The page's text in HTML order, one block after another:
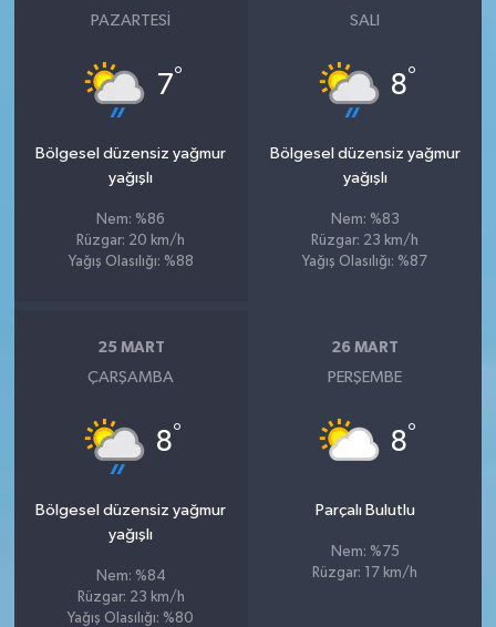
PAZARTESI
7°
Bölgesel düzensiz yağmur
yağışlı
Nem: %86
Rüzgar: 20 km/h
Yağış Olasılığı: %88
SALI
8°
Bölgesel düzensiz yağmur
yağışlı
Nem: %83
Rüzgar: 23 km/h
Yağış Olasılığı: %87
25 MART
ÇARŞAMBA
8°
Bölgesel düzensiz yağmur
yağışlı
Nem: %84
Rüzgar: 23 km/h
Yağış Olasılığı: %80
26 MART
PERŞEMBE
8°
Parçalı Bulutlu
Nem: %75
Rüzgar: 17 km/h